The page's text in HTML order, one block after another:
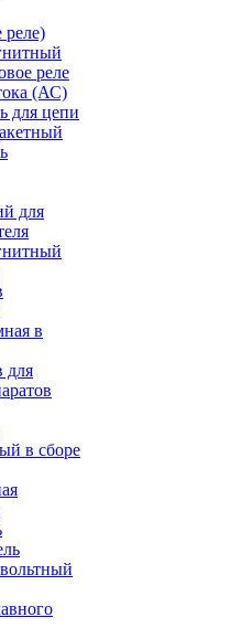
реле)
реле
(АС)
для цепи
для
в
для
в сборе